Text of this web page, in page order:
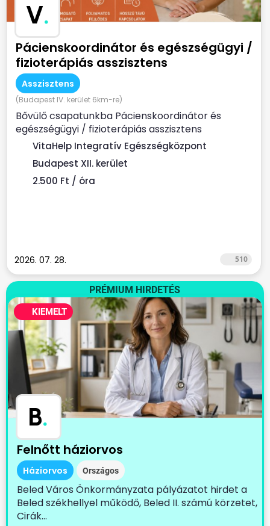
V.
Pácienskoordinátor és egészségügyi /
fizioterápiás asszisztens
Asszisztens
(Budapest IV. kerület 6km-re)
Bővülő csapatunkba Pácienskoordinátor és
egészségügyi / fizioterápiás asszisztens
munkatársat keresünk. ...
VitaHelp Integratív Egészségközpont
Budapest XII. kerület
2.500 Ft / óra
2026. 07. 28. 510
PRÉMIUM HIRDETÉS
KIEMELT
B.
Felnőtt háziorvos
Háziorvos Országos
Beled Város Önkormányzata pályázatot hirdet a
Beled székhellyel működő, Beled II. számú körzetet,
Cirák...